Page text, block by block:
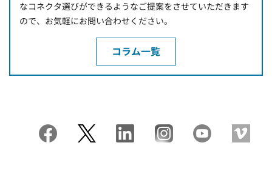
なコネクタ選びができるようなご提案をさせていただきます
ので、お気軽にお問い合わせください。
コラム一覧